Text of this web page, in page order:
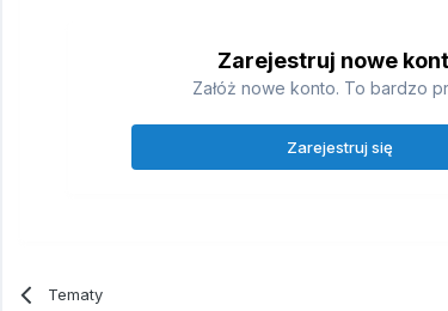
Zarejestruj nowe
Załóż nowe konto. To bardzo
Zarejestruj się
Tematy